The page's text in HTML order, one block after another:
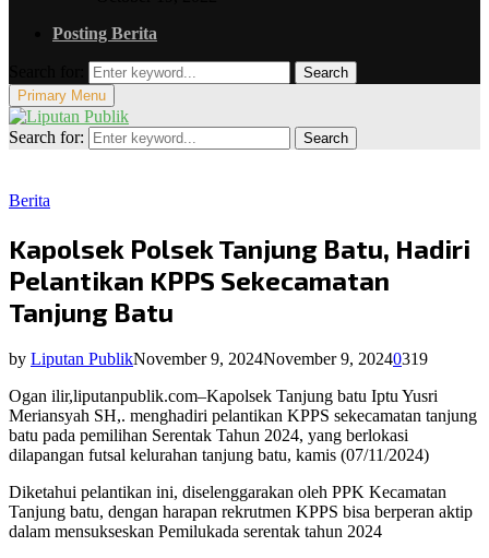
Posting Berita
Search
Primary Menu
Search for: Search
Berita
Kapolsek Polsek Tanjung Batu, Hadiri
Pelantikan KPPS Sekecamatan
Tanjung Batu
by Liputan PublikNovember 9, 2024November 9, 20240319
Ogan ilir,liputanpublik.com–Kapolsek Tanjung batu Iptu Yusri
Meriansyah SH,. menghadiri pelantikan KPPS sekecamatan tanjung
batu pada pemilihan Serentak Tahun 2024, yang berlokasi
dilapangan futsal kelurahan tanjung batu, kamis (07/11/2024)
Diketahui pelantikan ini, diselenggarakan oleh PPK Kecamatan
Tanjung batu, dengan harapan rekrutmen KPPS bisa berperan aktip
dalam mensukseskan Pemilukada serentak tahun 2024